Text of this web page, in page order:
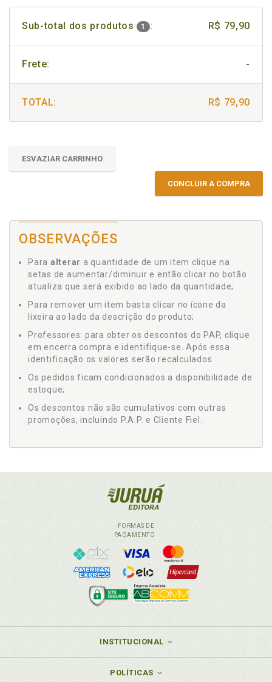
Sub-total dos produtos 1 : R$ 79,90
Frete: -
TOTAL: R$ 79,90
ESVAZIAR CARRINHO
CONCLUIR A COMPRA
OBSERVAÇÕES
Para alterar a quantidade de um item clique na
setas de aumentar/diminuir e então clicar no botão
atualiza que será exibido ao lado da quantidade;
Para remover um item basta clicar no ícone da
lixeira ao lado da descrição do produto;
Professores: para obter os descontos do PAP, clique
em encerra compra e identifique-se. Após essa
identificação os valores serão recalculados.
Os pedidos ficam condicionados a disponibilidade de
estoque;
Os descontos não são cumulativos com outras
promoções, incluindo P.A.P. e Cliente Fiel.
FORMAS DE
PAGAMENTO
INSTITUCIONAL
POLÍTICAS